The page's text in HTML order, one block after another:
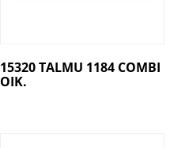
15320 TALMU 1184 COMBI
OIK.